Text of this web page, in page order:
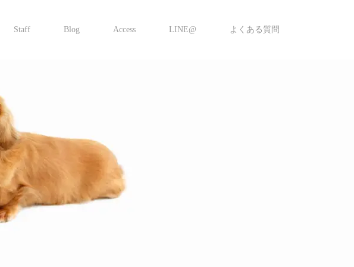
Staff Blog Access LINE@ よくある質問